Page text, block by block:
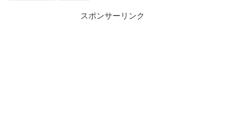
スポンサーリンク